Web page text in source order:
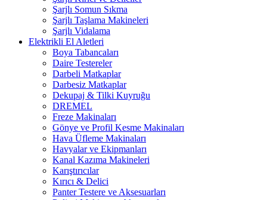
Şarjlı Somun Sıkma
Şarjlı Taşlama Makineleri
Şarjlı Vidalama
Elektrikli El Aletleri
Boya Tabancaları
Daire Testereler
Darbeli Matkaplar
Darbesiz Matkaplar
Dekupaj & Tilki Kuyruğu
DREMEL
Freze Makinaları
Gönye ve Profil Kesme Makinaları
Hava Üfleme Makinaları
Havyalar ve Ekipmanları
Kanal Kazıma Makineleri
Karıştırıcılar
Kırıcı & Delici
Panter Testere ve Aksesuarları